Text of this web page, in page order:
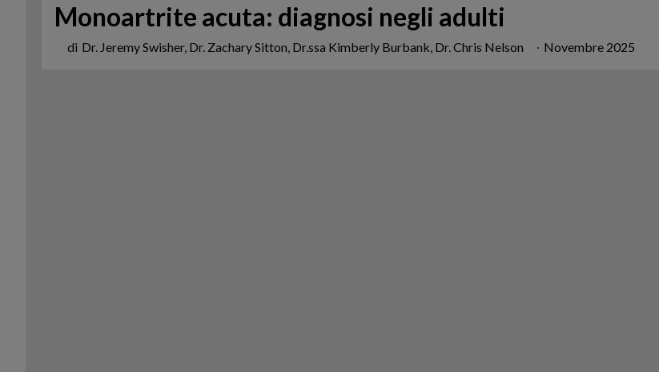
Monoartrite acuta: diagnosi negli adulti
di Dr. Jeremy Swisher, Dr. Zachary Sitton, Dr.ssa Kimberly Burbank, Dr. Chris Nelson ∙ Novembre 2025